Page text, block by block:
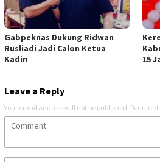
Gabpeknas Dukung Ridwan
Rusliadi Jadi Calon Ketua
Kadin
15
Leave a Reply
Your email address will not be published.